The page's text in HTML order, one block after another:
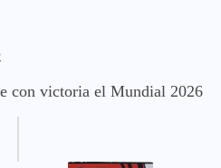
con victoria el Mundial 2026